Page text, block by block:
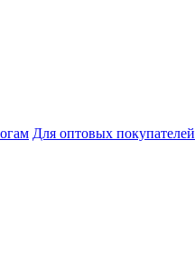
Для оптовых покупателей